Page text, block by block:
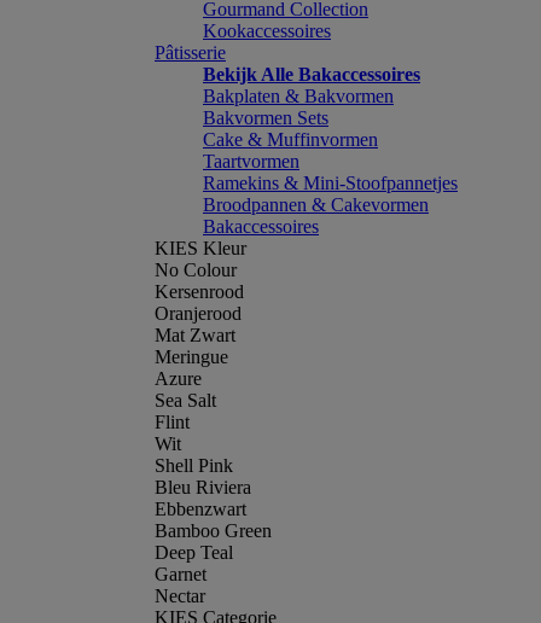
Gourmand Collection
Kookaccessoires
Pâtisserie
Bekijk Alle Bakaccessoires
Bakplaten & Bakvormen
Bakvormen Sets
Cake & Muffinvormen
Taartvormen
Ramekins & Mini-Stoofpannetjes
Broodpannen & Cakevormen
Bakaccessoires
KIES Kleur
No Colour
Kersenrood
Oranjerood
Mat Zwart
Meringue
Azure
Sea Salt
Flint
Wit
Shell Pink
Bleu Riviera
Ebbenzwart
Bamboo Green
Deep Teal
Garnet
Nectar
KIES Categorie